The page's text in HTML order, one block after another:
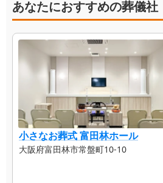
あなたにおすすめの葬儀社
小さなお葬式 富田林ホール
大阪府富田林市常盤町10-10